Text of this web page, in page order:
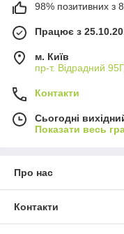
98% позитивних з
Працює з
м. Київ
пр-т. Відрадний
Контакти
Сьогодні
Показати весь
Про нас
Контакти